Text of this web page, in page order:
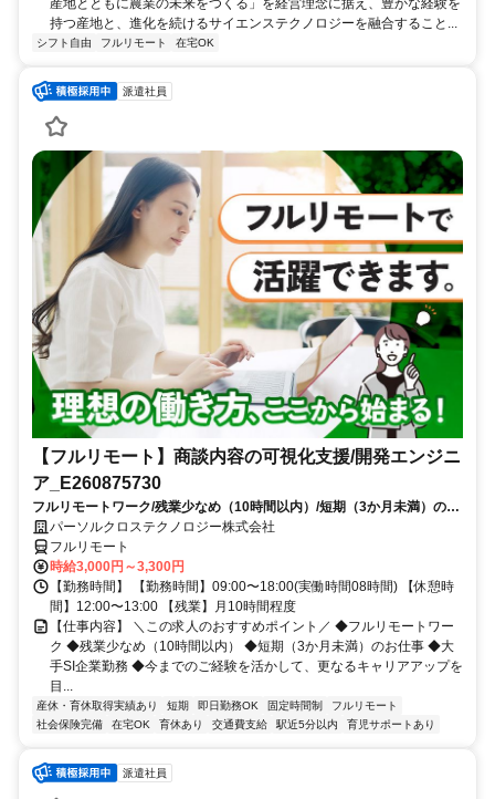
産地とともに農業の未来をつくる」を経営理念に据え、豊かな経験を
持つ産地と、進化を続けるサイエンステクノロジーを融合すること...
シフト自由 フルリモート 在宅OK
派遣社員
【フルリモート】商談内容の可視化支援/開発エンジニ
ア_E260875730
フルリモートワーク/残業少なめ（10時間以内）/短期（3か月未満）のお
仕事/大手SI企業勤務/今までのご経験を活かして、更なるキャリアアップ
を目指せます
パーソルクロステクノロジー株式会社
フルリモート
時給3,000円～3,300円
【勤務時間】 【勤務時間】09:00〜18:00(実働時間08時間) 【休憩時
間】12:00〜13:00 【残業】月10時間程度
【仕事内容】 ＼この求人のおすすめポイント／ ◆フルリモートワー
ク ◆残業少なめ（10時間以内） ◆短期（3か月未満）のお仕事 ◆大
手SI企業勤務 ◆今までのご経験を活かして、更なるキャリアアップを
目...
産休・育休取得実績あり 短期 即日勤務OK 固定時間制
フルリモート
社会保険完備
在宅OK 育休あり 交通費支給 駅近5分以内 育児サポートあり
派遣社員